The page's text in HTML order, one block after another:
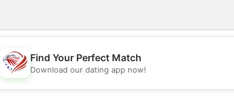
💖
Find Your Perfect Match
Download our dating app now!